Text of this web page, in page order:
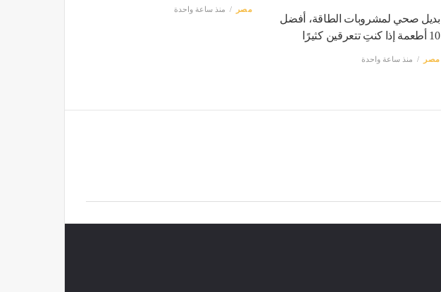
بديل صحي لمشروبات الطاقة، أفضل
10 أطعمة إذا كنتِ تتعرقين كثيرًا
مصر منذ ساعة واحدة
مصر منذ ساعة واحدة